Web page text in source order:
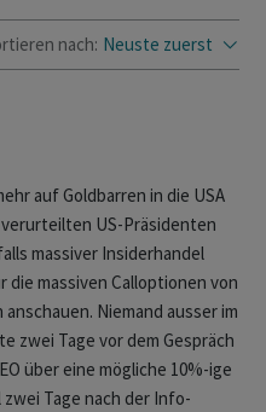
nach: Neuste zuerst
auf Goldbarren in die USA
US-Präsidenten
massiver Insiderhandel
die massiven Calloptionen von
Niemand ausser im
zwei Tage vor dem Gespräch
über eine mögliche 10%-ige
Tage nach der Info-